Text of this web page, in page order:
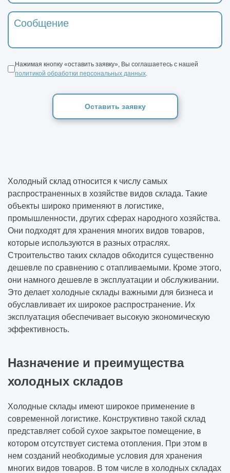
Нажимая кнопку «оставить заявку», Вы соглашаетесь с нашей
политикой обработки персональных данных
Оставить заявку
Холодный склад относится к числу самых
распространенных в хозяйстве видов склада. Такие
объекты широко применяют в логистике,
промышленности, других сферах народного хозяйства.
Они подходят для хранения многих видов товаров,
которые используются в разных отраслях.
Строительство таких складов обходится существенно
дешевле по сравнению с отапливаемыми. Кроме этого,
они намного дешевле в эксплуатации и обслуживании.
Это делает холодные склады важными для бизнеса и
обуславливает их широкое распространение. Их
эксплуатация обеспечивает высокую экономическую
эффективность.
Назначение и преимущества
холодных складов
Холодные склады имеют широкое применение в
современной логистике. Конструктивно такой склад
представляет собой сухое закрытое помещение, в
котором отсутствует система отопления. При этом в
нем созданий необходимые условия для хранения
многих видов товаров. В том числе в холодных складах